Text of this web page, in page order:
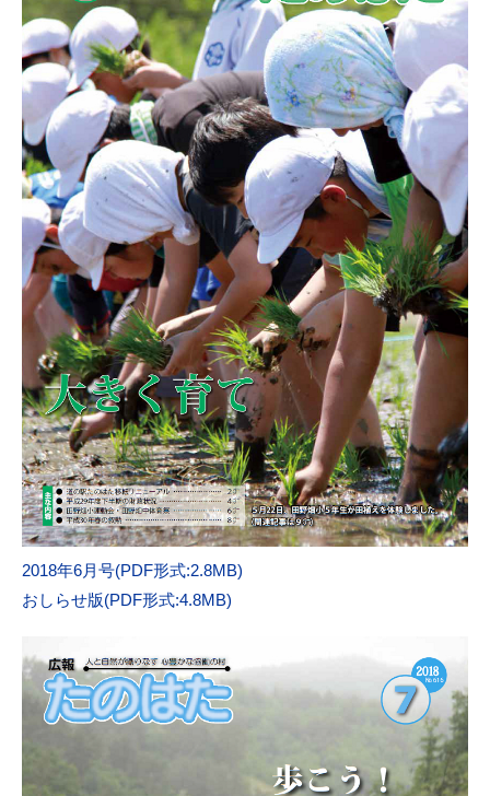
2018年6月号(PDF形式:2.8MB)
おしらせ版(PDF形式:4.8MB)